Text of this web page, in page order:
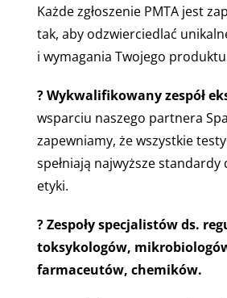
Każde zgłoszenie PMTA jest
tak, aby odzwierciedlać
i wymagania Twojego
?Wykwalifikowany zespół
wsparciu naszego partnera
zapewniamy, że wszystkie testy
spełniają najwyższe standardy
etyki.
?Zespoły specjalistów ds.
toksykologów,
farmaceutów, chemików.